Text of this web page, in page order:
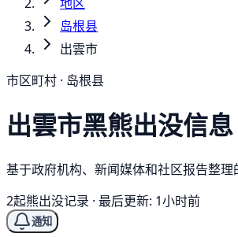
岛根县
出雲市
市区町村 · 岛根县
出雲市黑熊出没信息
基于政府机构、新闻媒体和社区报告整理
2起熊出没记录 · 最后更新: 1小时前
通知